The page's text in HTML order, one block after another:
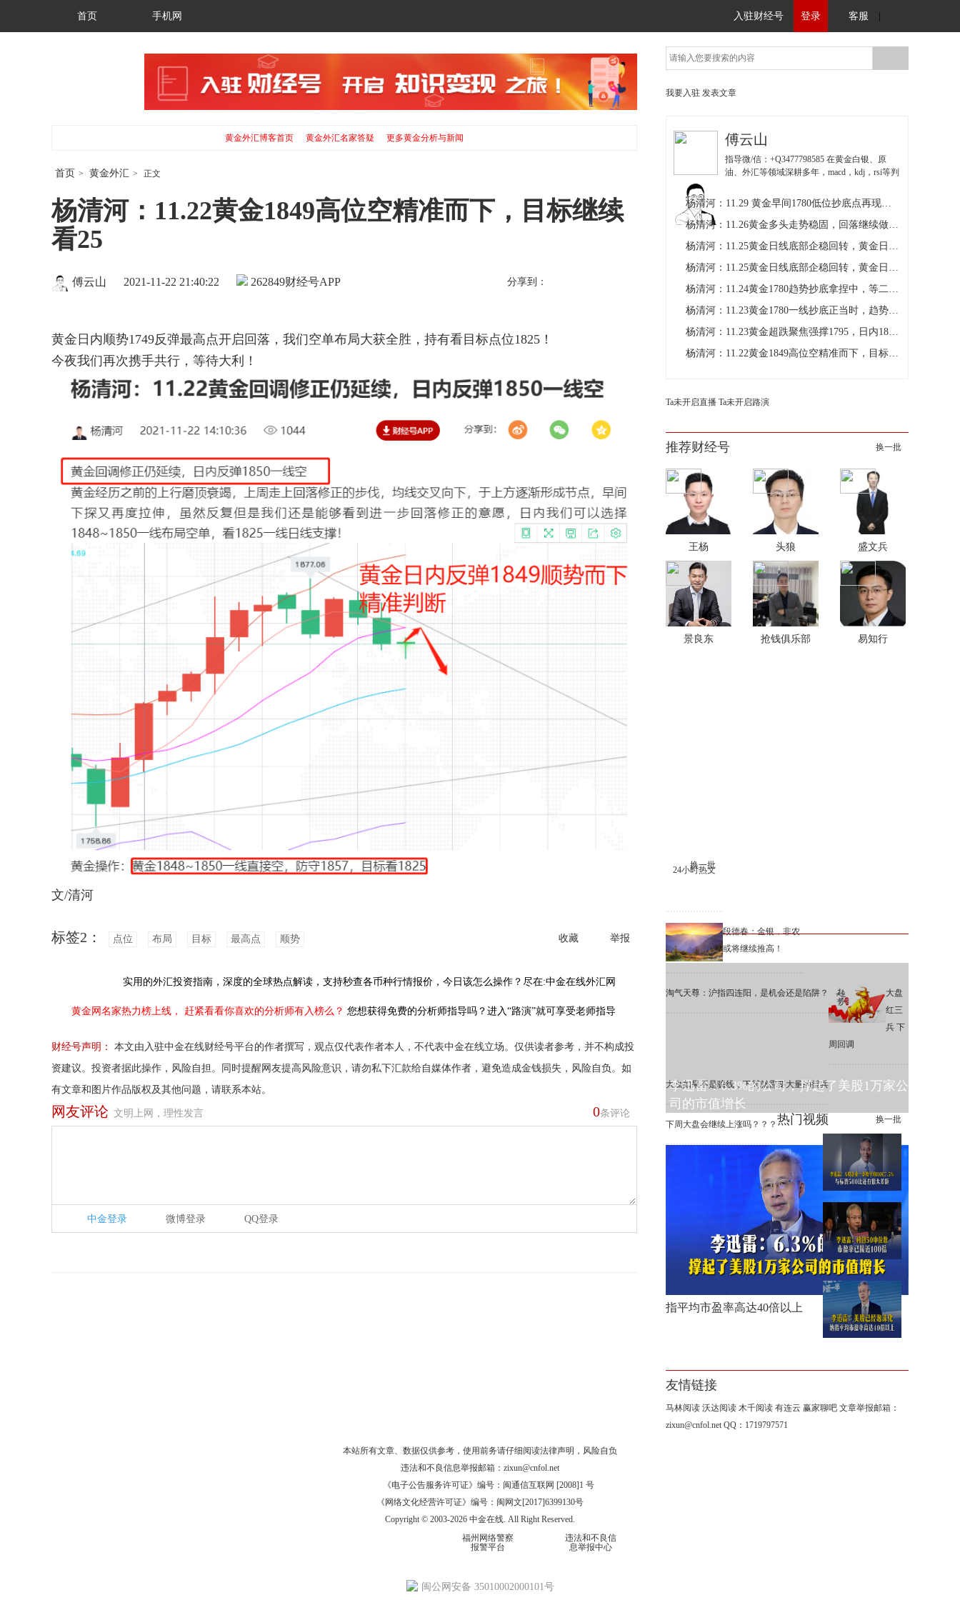
首页 手机网 入驻财经号 登录 客服
黄金外汇博客首页 黄金外汇名家答疑 更多黄金分析与新闻
首页 > 黄金外汇 > 正文
杨清河：11.22黄金1849高位空精准而下，目标继续
看25
财经号APP
傅云山 2021-11-22 21:40:22 262849 分享到：
黄金日内顺势1749反弹最高点开启回落，我们空单布局大获全胜，持有看目标点位1825！
今夜我们再次携手共行，等待大利！
文/清河
收藏 举报
标签2： 点位 布局 目标 最高点 顺势
实用的外汇投资指南， 深度的全球热点解读， 支持秒查各币种行情报价，今日该怎么操作？尽在:中金在线外汇网
黄金网名家热力榜上线， 赶紧看看你喜欢的分析师有入榜么？ 您想获得免费的分析师指导吗？进入“路演”就可享受老师指导
财经号声明：
本文由入驻中金在线财经号平台的作者撰写，观点仅代表作者本人，不代表中金在线立场。仅供读者参考，并不构成投
资建议。投资者据此操作，风险自担。同时提醒网友提高风险意识，请勿私下汇款给自媒体作者，避免造成金钱损失，风险自负。如
有文章和图片作品版权及其他问题，请联系本站。
0条评论
网友评论 文明上网，理性发言
中金登录 微博登录 QQ登录
我要入驻 发表文章
傅云山
指导微/信：+Q3477798585 在黄金白银、原
油、外汇等领域深耕多年，macd，kdj，rsi等判
稳健的交易理念为众多投资者保驾护航！
杨清河：11.29 黄金早间1780低位抄底点再现，长线持有
杨清河：11.26黄金多头走势稳固，回落继续做多布局！
杨清河：11.25黄金日线底部企稳回转，黄金日内回调多
杨清河：11.25黄金日线底部企稳回转，黄金日内回调继续多
杨清河：11.24黄金1780趋势抄底拿捏中，等二段回落继多
杨清河：11.23黄金1780一线抄底正当时，趋势支撑猛干多
杨清河：11.23黄金超跌聚焦强撑1795，日内1800做多
杨清河：11.22黄金1849高位空精准而下，目标继续看25
Ta未开启直播 Ta未开启路演
推荐财经号 换一批
王杨 头狼 盛文兵
景良东 抢钱俱乐部 易知行
24小时热文
换一批
段德春：金银，非农
或将继续推高！
淘气天尊：沪指四连阳，是机会还是陷阱？
大盘
红三
兵 下
周回调
大盘如果不是骗线，下周就需要大量的援兵
下周大盘会继续上涨吗？？？ 热门视频 换一批
李迅雷：6.3%的公司，撑起了美股1万家公
司的市值增长
李迅雷：A股一季度平均ROE
为7.5%，远低于标普500
李迅雷：科创50中位数市盈率
指平均市盈率高达40倍以上
友情链接
马林阅读 沃达阅读 木千阅读 有连云 赢家聊吧 文章举报邮箱：
zixun@cnfol.net QQ：1719797571
本站所有文章、数据仅供参考，使用前务请仔细阅读法律声明 ，风险自负
违法和不良信息举报邮箱： zixun@cnfol.net
《电子公告服务许可证》编号：闽通信互联网 [2008]1 号
《网络文化经营许可证》编号：闽网文[2017]6399130号
Copyright © 2003-2026 中金在线. All Right Reserved.
福州网络警察
报警平台
违法和不良信
息举报中心
闽公网安备 35010002000101号